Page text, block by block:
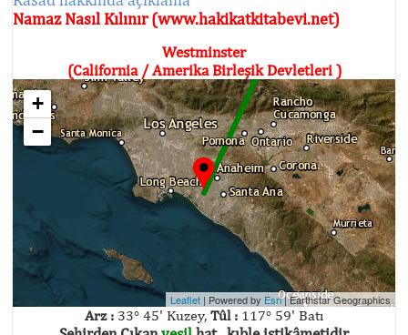
Namaz Nasıl Kılınır (www.hakikatkitabevi.net)
Westminster
(California / Amerika Birleşik Devletleri )
+
−
Leaflet | Powered by Esri|Earthstar Geographics
Arz : 33° 45' Kuzey, Tûl : 117° 59' Batı